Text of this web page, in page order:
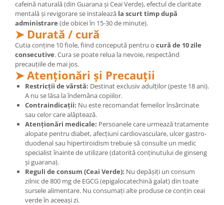
cafeină naturală (din Guarana și Ceai Verde), efectul de claritate
mentală și revigorare se instalează la scurt timp după
administrare (de obicei în 15-30 de minute).
➤ Durată / cură
Cutia conține 10 fiole, fiind concepută pentru o cură de 10 zile
consecutive. Cura se poate relua la nevoie, respectând
precauțiile de mai jos.
➤ Atenționări și Precauții
Restricții de vârstă: Destinat exclusiv adulților (peste 18 ani).
A nu se lăsa la îndemâna copiilor.
Contraindicații: Nu este recomandat femeilor însărcinate
sau celor care alăptează.
Atenționări medicale: Persoanele care urmează tratamente
alopate pentru diabet, afecțiuni cardiovasculare, ulcer gastro-
duodenal sau hipertiroidism trebuie să consulte un medic
specialist înainte de utilizare (datorită conținutului de ginseng
și guarana).
Reguli de consum (Ceai Verde): Nu depășiți un consum
zilnic de 800 mg de EGCG (epigalocatechină galat) din toate
sursele alimentare. Nu consumați alte produse ce conțin ceai
verde în aceeași zi.